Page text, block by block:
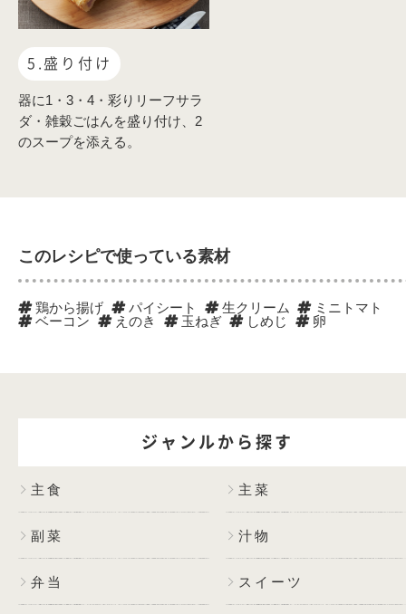
5.盛り付け
器に1・3・4・彩りリーフサラ
ダ・雑穀ごはんを盛り付け、2
のスープを添える。
このレシピで使っている素材
鶏から揚げ パイシート 生クリーム
ミニトマト
ベーコン
えのき 玉ねぎ しめじ 卵
ジャンルから探す
主食 主菜
副菜 汁物
弁当 スイーツ